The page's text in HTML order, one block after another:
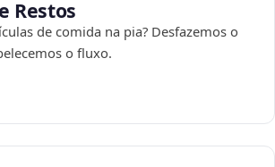
Restos
de comida na pia? Desfazemos o
o fluxo.